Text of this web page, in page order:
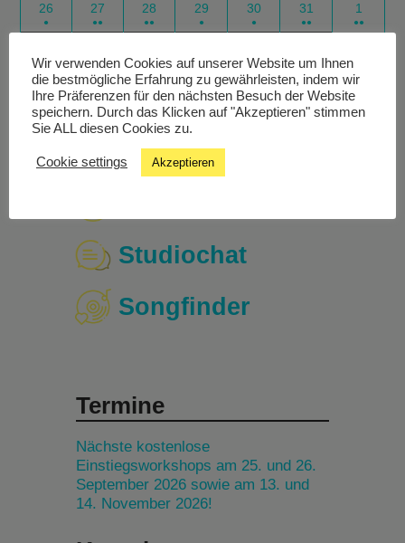
26
●
27
●●
28
●●
29
●
30
●
31
●●
1
●●
Subscribe
in
Google
Subscribe
in
Outlook
Export
for
Google
Export
for
Outlook
Studiochat
Songfinder
Termine
Nächste kostenlose
Einstiegsworkshops am 25. und 26.
September 2026 sowie am 13. und
14. November 2026!
Wir verwenden Cookies auf unserer Website um Ihnen
die bestmögliche Erfahrung zu gewährleisten, indem wir
Ihre Präferenzen für den nächsten Besuch der Website
speichern. Durch das Klicken auf "Akzeptieren" stimmen
Sie ALL diesen Cookies zu.
Cookie settings Akzeptieren